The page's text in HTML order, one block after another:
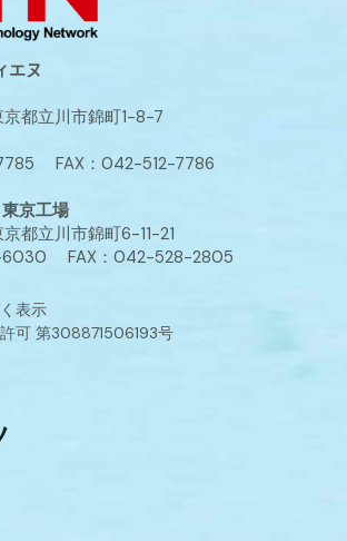
エヌ
都立川市錦町1-8-7
FAX：042-512-7786
京工場
都立川市錦町6-11-21
6030 FAX：042-528-2805
表示
可 第308871506193号